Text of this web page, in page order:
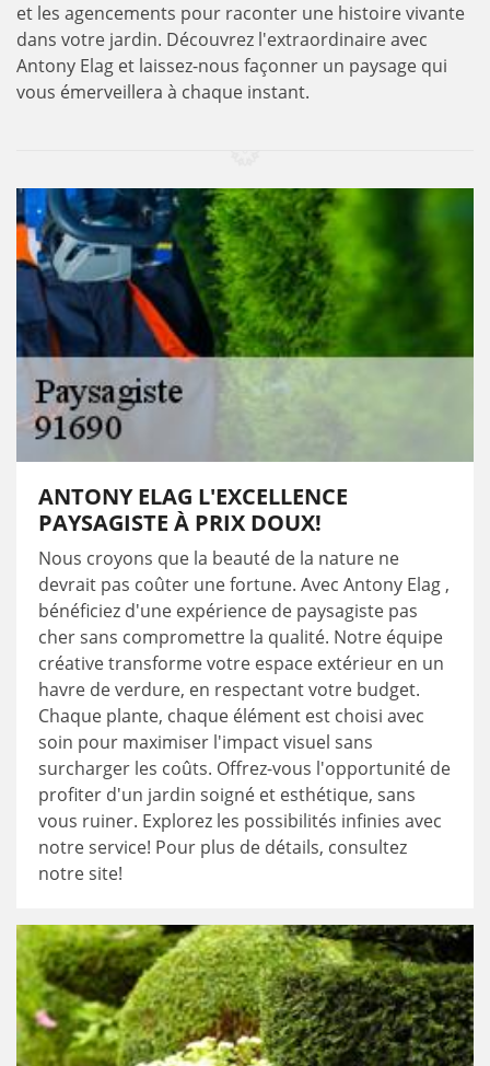
et les agencements pour raconter une histoire vivante
dans votre jardin. Découvrez l'extraordinaire avec
Antony Elag et laissez-nous façonner un paysage qui
vous émerveillera à chaque instant.
ANTONY ELAG L'EXCELLENCE
PAYSAGISTE À PRIX DOUX!
Nous croyons que la beauté de la nature ne
devrait pas coûter une fortune. Avec Antony Elag ,
bénéficiez d'une expérience de paysagiste pas
cher sans compromettre la qualité. Notre équipe
créative transforme votre espace extérieur en un
havre de verdure, en respectant votre budget.
Chaque plante, chaque élément est choisi avec
soin pour maximiser l'impact visuel sans
surcharger les coûts. Offrez-vous l'opportunité de
profiter d'un jardin soigné et esthétique, sans
vous ruiner. Explorez les possibilités infinies avec
notre service! Pour plus de détails, consultez
notre site!